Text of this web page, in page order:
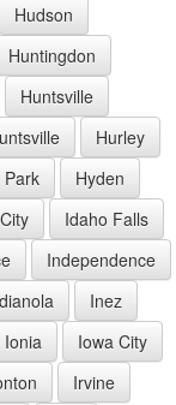
Hudson
Huntingdon
Huntsville
Hurley
Park
Hyden
Idaho Falls
Independence
Inez
Ionia
Iowa City
Irvine